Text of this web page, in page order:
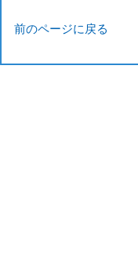
前のページに戻る